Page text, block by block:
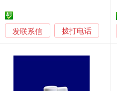
发联系信 拨打电话